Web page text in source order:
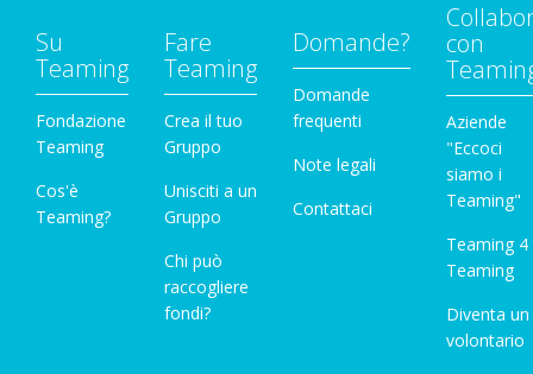
Su
Teaming
Fondazione
Teaming
Cos'è
Teaming?
Fare
Teaming
Crea il tuo
Gruppo
Unisciti a un
Gruppo
Chi può
raccogliere
fondi?
Domande?
Domande
frequenti
Note legali
Contattaci
con
Aziende
"Eccoci
siamo i
Teaming"
Teaming 4
Teaming
Diventa un
volontario